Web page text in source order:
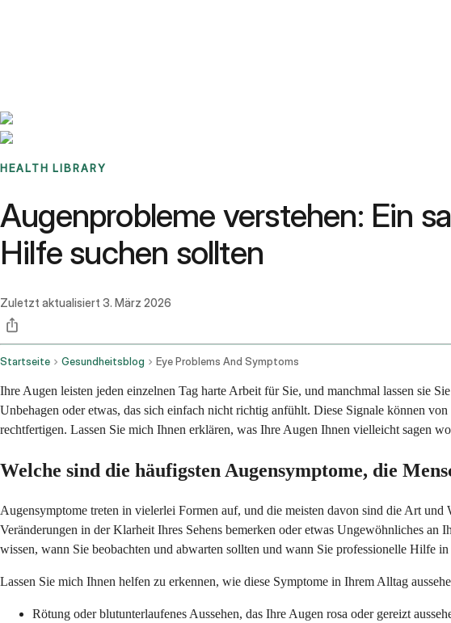
HEALTH LIBRARY
Augenprobleme verstehen: Ein
Hilfe suchen sollten
Zuletzt aktualisiert 3. März 2026
Startseite Gesundheitsblog Eye Problems And Symptoms
Ihre Augen leisten jeden einzelnen Tag harte Arbeit für Sie, und manchmal lassen sie
Unbehagen oder etwas, das sich einfach nicht richtig anfühlt. Diese Signale können
rechtfertigen. Lassen Sie mich Ihnen erklären, was Ihre Augen Ihnen vielleicht sagen
Welche sind die häufigsten Augensymptome, die
Augensymptome treten in vielerlei Formen auf, und die meisten davon sind die Art
Veränderungen in der Klarheit Ihres Sehens bemerken oder etwas Ungewöhnliches an
wissen, wann Sie beobachten und abwarten sollten und wann Sie professionelle Hilfe
Lassen Sie mich Ihnen helfen zu erkennen, wie diese Symptome in Ihrem Alltag
Rötung oder blutunterlaufenes Aussehen, das Ihre Augen rosa oder gereizt